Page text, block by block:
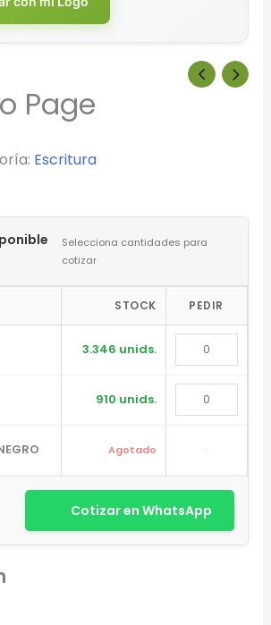
de Vistas Previas
Page
Escritura
Selecciona cantidades para
cotizar
STOCK PEDIR
3.346 unids.
910 unids.
Agotado
Cotizar en WhatsApp